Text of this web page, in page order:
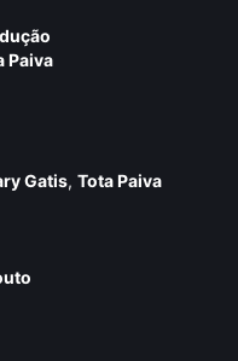
Paiva
Gatis,Tota Paiva